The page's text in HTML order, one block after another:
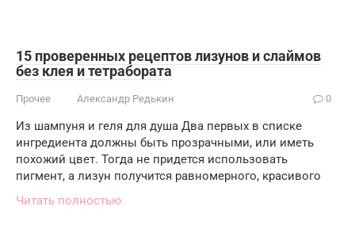
15 проверенных рецептов лизунов и слаймов
без клея и тетрабората
Прочее Александр Редькин 0
Из шампуня и геля для душа Два первых в списке
ингредиента должны быть прозрачными, или иметь
похожий цвет. Тогда не придется использовать
пигмент, а лизун получится равномерного, красивого
Читать полностью